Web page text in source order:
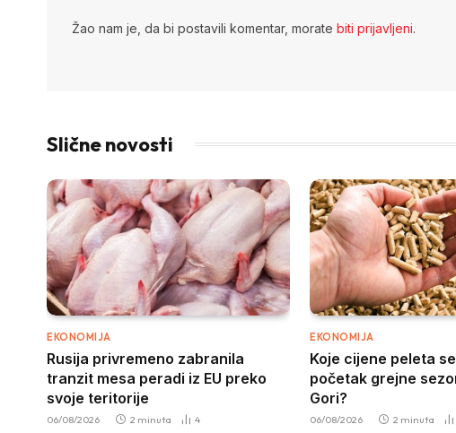
Žao nam je, da bi postavili komentar, morate biti prijavljeni.
Slične novosti
EKONOMIJA
Rusija privremeno zabranila
tranzit mesa peradi iz EU preko
svoje teritorije
06/08/2026 2 minuta 4
EKONOMIJA
Koje cijene peleta
početak grejne
Gori?
06/08/2026 2 minuta